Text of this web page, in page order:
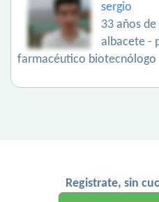
sergio
33 años
albacete -
farmacéutico biotecnólogo
Registrate, sin